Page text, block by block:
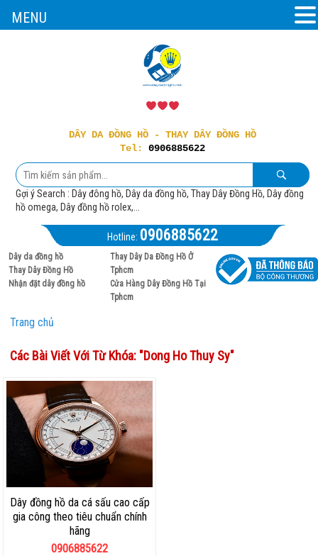
DÂY DA ĐỒNG HỒ - THAY DÂY ĐỒNG HỒ
Tel: 0906885622
Gợi ý Search : Dây đông hồ, Dây da đồng hồ, Thay Dây Đồng Hồ, Dây đồng
hồ omega, Dây đồng hồ rolex,...
Hotline: 0906885622
Dây da đồng hồ
Thay Dây Đồng Hồ
Nhận đặt dây đồng hồ
Thay Dây Da Đồng Hồ Ở
Tphcm
Cửa Hàng Dây Đồng Hồ Tại
Tphcm
Trang chủ
Các Bài Viết Với Từ Khóa: "Dong Ho Thuy Sy"
Dây đồng hồ da cá sấu cao cấp
gia công theo tiêu chuẩn chính
hãng
0906885622
MENU